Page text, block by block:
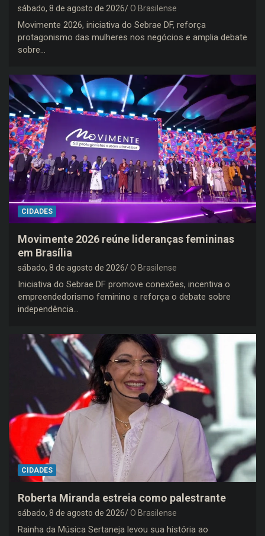
sábado, 8 de agosto de 2026 O Brasilense
Movimente 2026, iniciativa do Sebrae DF, reforça
protagonismo das mulheres nos negócios e amplia debate
sobre…
CIDADES
Movimente 2026 reúne lideranças femininas
em Brasília
sábado, 8 de agosto de 2026 O Brasilense
Iniciativa do Sebrae DF promove conexões, incentiva o
empreendedorismo feminino e reforça o debate sobre
independência…
CIDADES
Roberta Miranda estreia como palestrante
sábado, 8 de agosto de 2026 O Brasilense
Rainha da Música Sertaneja levou sua história ao